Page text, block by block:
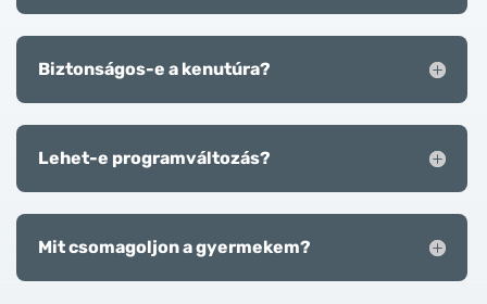
Biztonságos-e a kenutúra?
Lehet-e programváltozás?
Mit csomagoljon a gyermekem?